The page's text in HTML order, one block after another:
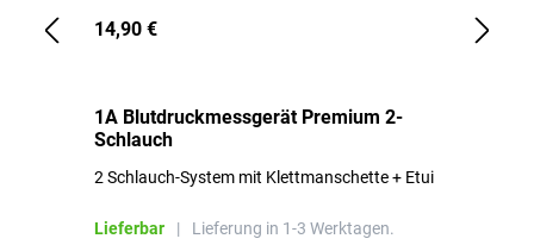
14,90 €
1A Blutdruckmessgerät Premium 2-
Schlauch
2 Schlauch-System mit Klettmanschette + Etui
Lieferbar | Lieferung in 1-3 Werktagen.